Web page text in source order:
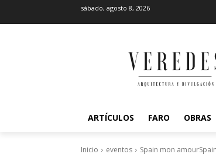
sábado, agosto 8, 2026
ARTÍCULOS FARO OBRAS
Inicio eventos Spain mon